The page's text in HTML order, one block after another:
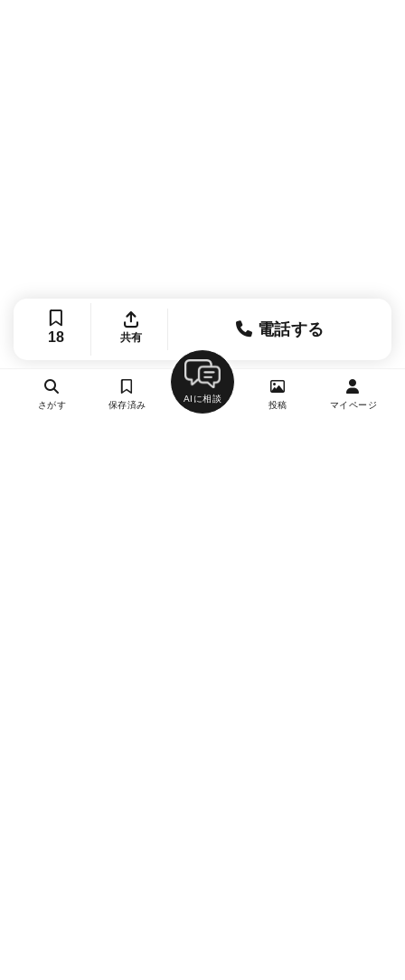
18 共有 電話する
さがす 保存済み
AIに相談
投稿 マイページ